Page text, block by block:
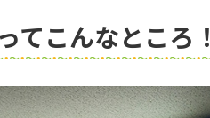
てこんなところ！